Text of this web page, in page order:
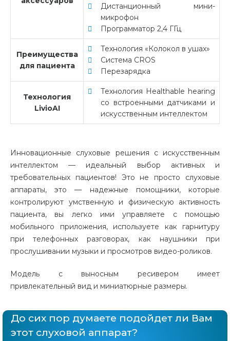
Дистанционный мини-
микрофон
Программатор 2,4 ГГц
Преимущества
для пациента
Технология «Колокол в ушах»
Система CROS
Перезарядка
Технология
LivioAI
Технология Healthable hearing
со встроенными датчиками и
искусственным интеллектом
Инновационные слуховые решения с искусственным
интеллектом — идеальный выбор активных и
требовательных пациентов! Это не просто слуховые
аппараты, это — надежные помощники, которые
контролируют умственную и физическую активность
пациента, вы легко ими управляете с помощью
мобильного приложения, используете как гарнитуру
при телефонных разговорах, как наушники при
прослушивании музыки и просмотров видео-роликов.
Модель с выносным ресивером имеет
привлекательный вид и миниатюрные размеры.
До сих пор думаете подойдет ли Вам
этот слуховой аппарат?